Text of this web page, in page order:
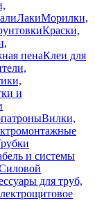
ЛакиМорилки,
Краски,
пенаКлеи для
и
Вилки,
и системы
для труб,